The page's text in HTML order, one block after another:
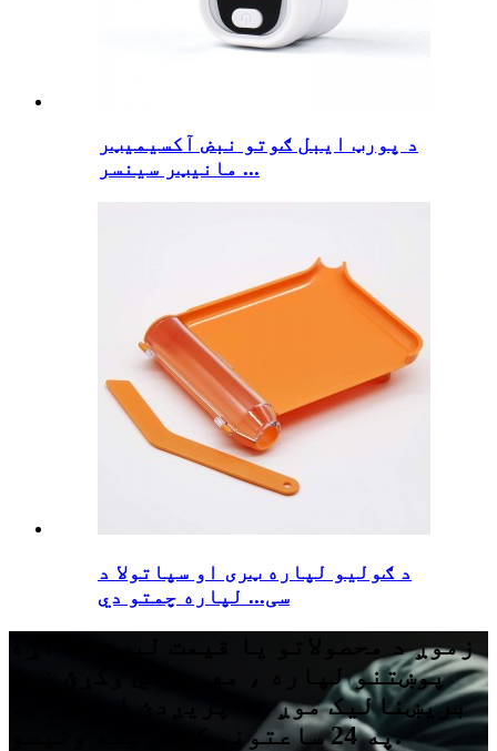
د پورټ ایبل ګوتو نبض آکسیمیټر
مانیټر سینسر ...
د ګولیو لپاره ټری او سپاتولا د
سی... لپاره چمتو دي
زموږ د محصولاتو یا قیمت لیست په اړه
پوښتنو لپاره ، مهرباني وکړئ خپل
بریښنالیک موږ ته پریږدئ او موږ به
په 24 ساعتونو کې اړیکه ونیسو.